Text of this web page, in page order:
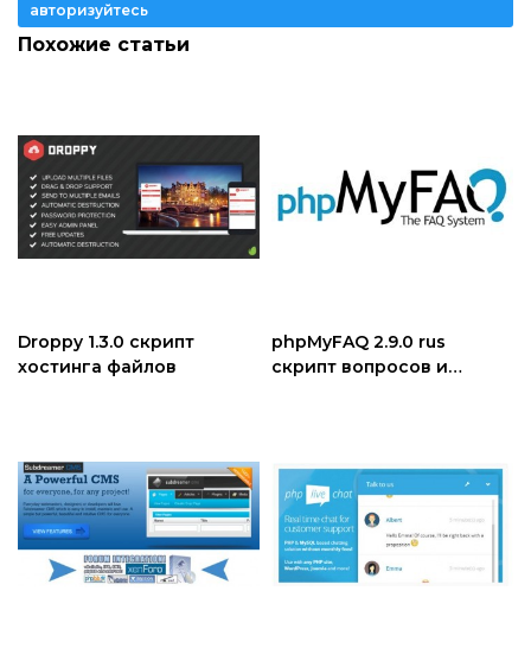
авторизуйтесь
Похожие статьи
Droppy 1.3.0 скрипт
хостинга файлов
phpMyFAQ 2.9.0 rus
скрипт вопросов и